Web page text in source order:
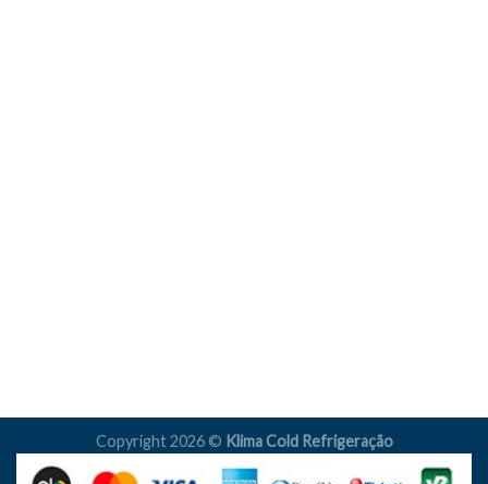
Copyright 2026 © Klima Cold Refrigeração